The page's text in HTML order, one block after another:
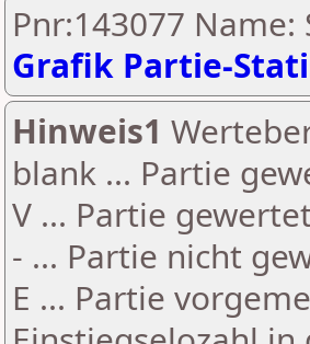
Pnr:143077
Grafik Partie-
Hinweis1
blank ... Partie
V ... Partie
- ... Partie nicht
E ... Partie